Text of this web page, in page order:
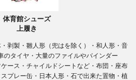
体育館シューズ
上履き
剥製・雛人形（兜はを除く）・和人形・音
のタイヤ・大量のファイルやバインダー
ース・チャイルドシートなど・布団・座布
プレー缶・日本人形・石で出来た置物・植